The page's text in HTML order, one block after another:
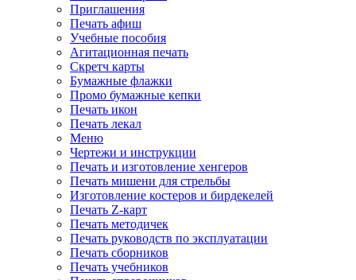
Приглашения
Печать афиш
Учебные пособия
Агитационная печать
Скретч карты
Бумажные флажки
Промо бумажные кепки
Печать икон
Печать лекал
Меню
Чертежи и инструкции
Печать и изготовление хенгеров
Печать мишени для стрельбы
Изготовление костеров и бирдекелей
Печать Z-карт
Печать методичек
Печать руководств по эксплуатации
Печать сборников
Печать учебников